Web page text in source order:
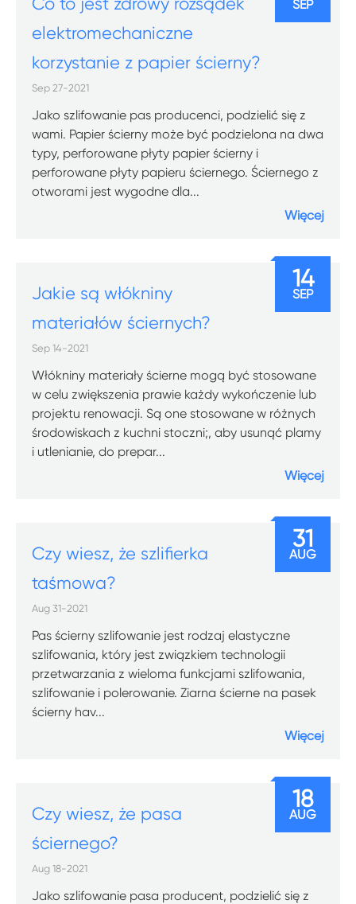
elektromechaniczne
korzystanie z papier ścierny?
Sep 27-2021
Jako szlifowanie pas producenci, podzielić się z
wami. Papier ścierny może być podzielona na dwa
typy, perforowane płyty papier ścierny i
perforowane płyty papieru ściernego. Ściernego z
otworami jest wygodne dla...
Więcej
SEP
Jakie są włókniny
materiałów ściernych?
Sep 14-2021
Włókniny materiały ścierne mogą być stosowane
w celu zwiększenia prawie każdy wykończenie lub
projektu renowacji. Są one stosowane w różnych
środowiskach z kuchni stoczni;, aby usunąć plamy
i utlenianie, do prepar...
Więcej
14
SEP
Czy wiesz, że szlifierka
taśmowa?
Aug 31-2021
Pas ścierny szlifowanie jest rodzaj elastyczne
szlifowania, który jest związkiem technologii
przetwarzania z wieloma funkcjami szlifowania,
szlifowanie i polerowanie. Ziarna ścierne na pasek
ścierny hav...
Więcej
31
AUG
Czy wiesz, że pasa
ściernego?
Aug 18-2021
Jako szlifowanie pasa producent, podzielić się z
18
AUG